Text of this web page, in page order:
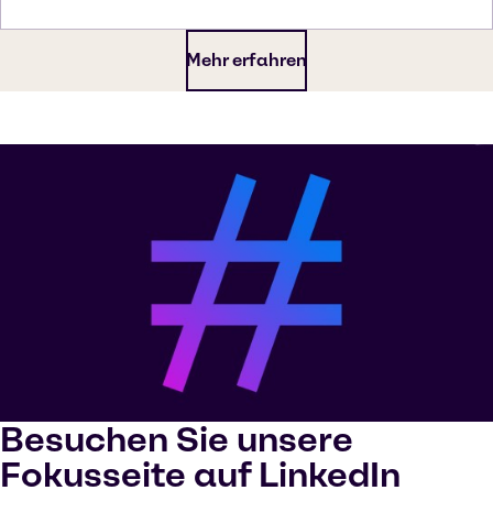
Mehr erfahren
Besuchen Sie unsere
Fokusseite auf LinkedIn